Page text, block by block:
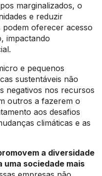
marginalizados, o
e reduzir
podem oferecer acesso
impactando
e pequenos
sustentáveis não
negativos nos recursos
outros a fazerem o
aos desafios
climáticas e as
a diversidade
uma sociedade mais